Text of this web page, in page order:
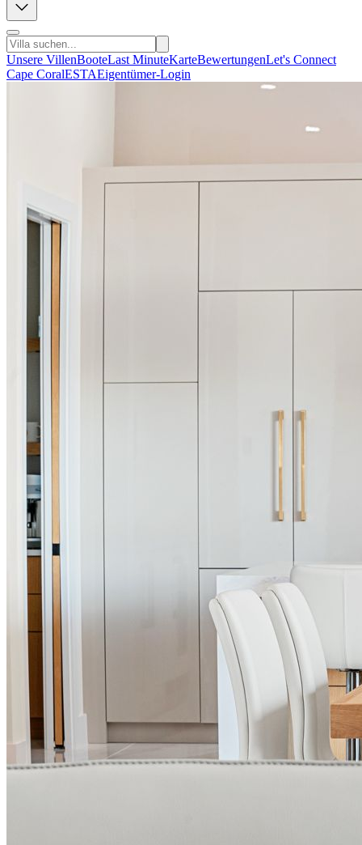
Unsere VillenBooteLast MinuteKarteBewertungenLet's Connect
Cape CoralESTAEigentümer-Login